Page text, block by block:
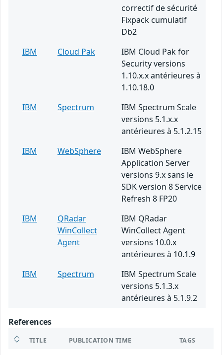
correctif de sécurité
Fixpack cumulatif
Db2
IBM
Cloud Pak
IBM Cloud Pak for
Security versions
1.10.x.x antérieures à
1.10.18.0
IBM
Spectrum
IBM Spectrum Scale
versions 5.1.x.x
antérieures à 5.1.2.15
IBM
WebSphere
IBM WebSphere
Application Server
versions 9.x sans le
SDK version 8 Service
Refresh 8 FP20
IBM
QRadar
WinCollect
Agent
IBM QRadar
WinCollect Agent
versions 10.0.x
antérieures à 10.1.9
IBM
Spectrum
IBM Spectrum Scale
versions 5.1.3.x
antérieures à 5.1.9.2
References
TITLE PUBLICATION TIME TAGS